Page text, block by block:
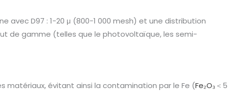
avec D97 : 1-20 μ (800-1 000 mesh) et une distribution
de gamme (telles que le photovoltaïque, les semi-
matériaux, évitant ainsi la contamination par le Fe (Fe₂O₃＜5